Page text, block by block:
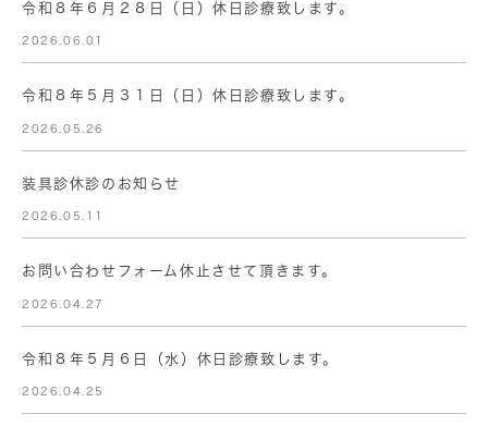
令和８年６月２８日（日）休日診療致します。
2026.06.01
令和８年５月３１日（日）休日診療致します。
2026.05.26
装具診休診のお知らせ
2026.05.11
お問い合わせフォーム休止させて頂きます。
2026.04.27
令和８年５月６日（水）休日診療致します。
2026.04.25